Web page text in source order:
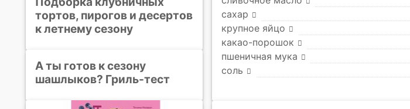
сахар
крупное яйцо
какао-порошок
пшеничная мука
соль
тортов, пирогов и десертов
к летнему сезону
А ты готов к сезону
шашлыков? Гриль-тест